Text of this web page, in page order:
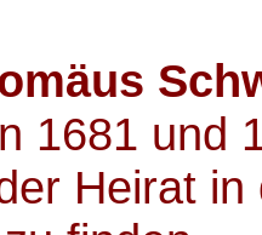
1681 und
Heirat